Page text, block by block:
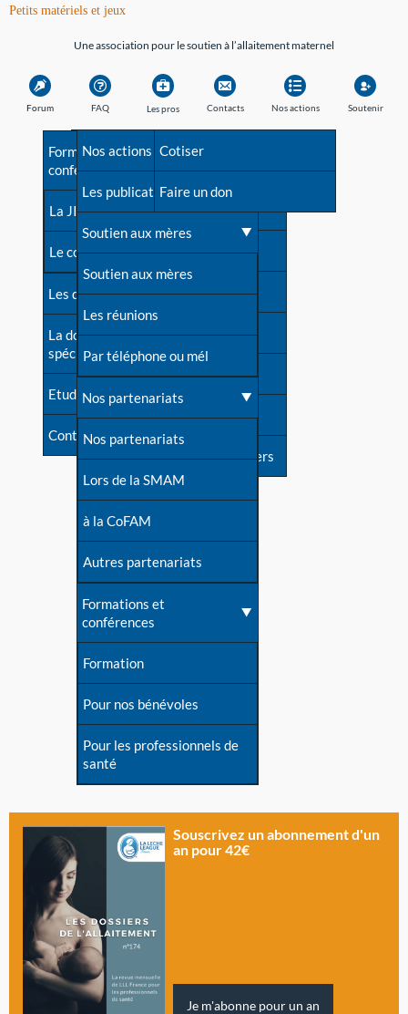
Petits matériels et jeux
Une association pour le soutien à l’allaitement maternel
Forum FAQ
Avant la naissance
Les débuts
Une difficulté d'allaitement ?
Cas particuliers
Mythes et vérités
Devenir animatrice ?
Une question sur le site
Les pros
Formations et
conférences
La JIA
Le congrès
Les dossiers de l'allaitement
La documentation
spécialisée
Etudes récentes
Contact
Contacts
Besoin d'aide?
Répertoire de tous les
contacts
Contact presse
Dossier de presse
Soutenir LLL
Livre d'or
Forum
S'inscrire à nos newsletters
Nos actions
Nos actions
Les publications
Soutien aux mères
Soutien aux mères
Les réunions
Par téléphone ou mél
Nos partenariats
Nos partenariats
Lors de la SMAM
à la CoFAM
Autres partenariats
Formations et
conférences
Formation
Pour nos bénévoles
Pour les professionnels de
santé
Soutenir
Cotiser
Faire un don
Souscrivez un abonnement d'un
an pour 42€
Je m'abonne pour un an